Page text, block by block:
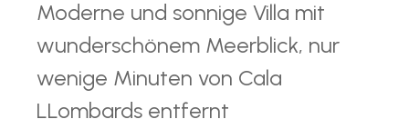
Moderne und sonnige Villa mit
wunderschönem Meerblick, nur
wenige Minuten von Cala
LLombards entfernt